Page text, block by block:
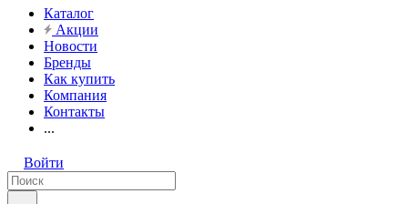
Каталог
Акции
Новости
Бренды
Как купить
Компания
Контакты
...
Войти